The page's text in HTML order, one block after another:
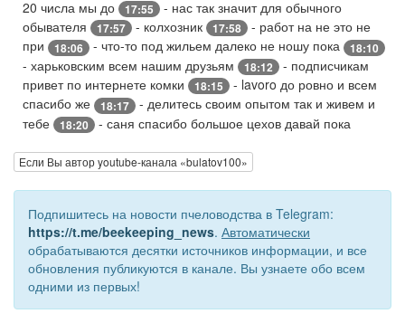
20 числа мы до 17:55
- нас так значит для обычного
обывателя
17:57 - колхозник 17:58
- работ на не это не
при
18:06 - что-то под жильем далеко не ношу пока 18:10
- харьковским всем нашим друзьям 18:12
- подписчикам
привет по интернете комки
18:15
- lavoro до ровно и всем
спасибо же
18:17
- делитесь своим опытом так и живем и
тебе
18:20 - саня спасибо большое цехов давай пока
Если Вы автор youtube-канала «bulatov100»
Подпишитесь на новости пчеловодства в Telegram:
https://t.me/beekeeping_news. Автоматически
обрабатываются десятки источников информации, и все
обновления публикуются в канале. Вы узнаете обо всем
одними из первых!